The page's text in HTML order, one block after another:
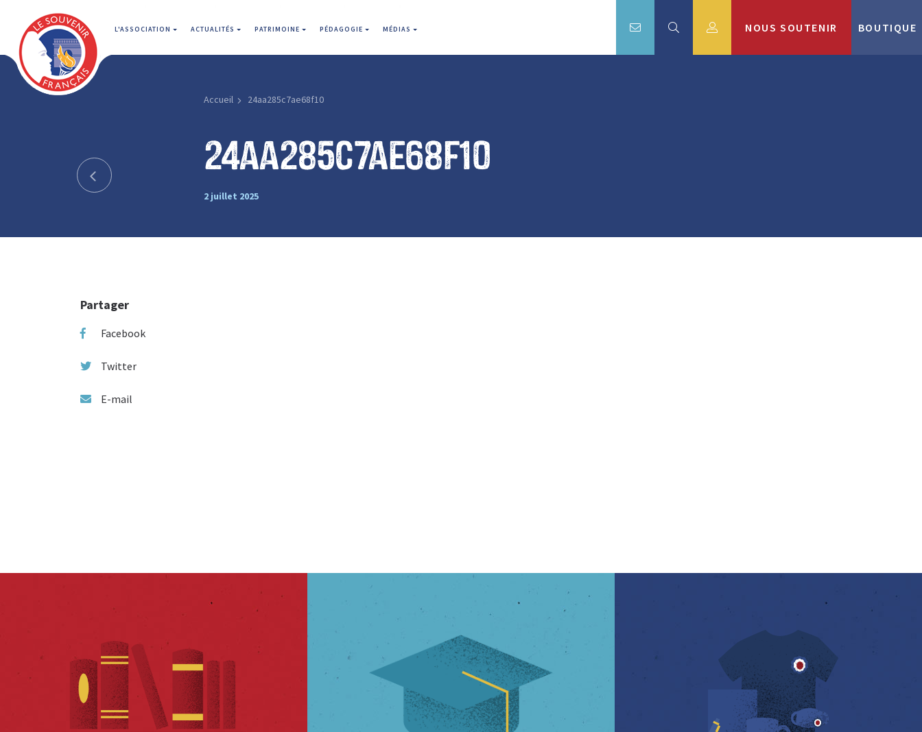
L'ASSOCIATION ACTUALITÉS PATRIMOINE PÉDAGOGIE MÉDIAS NOUS SOUTENIR BOUTIQUE
Accueil 24aa285c7ae68f10
24aa285c7ae68f10
2 juillet 2025
Partager
Facebook
Twitter
E-mail